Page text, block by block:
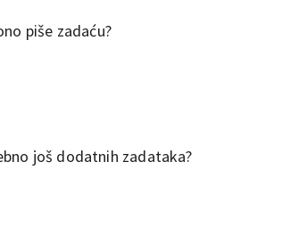
piše zadaću?
još dodatnih zadataka?